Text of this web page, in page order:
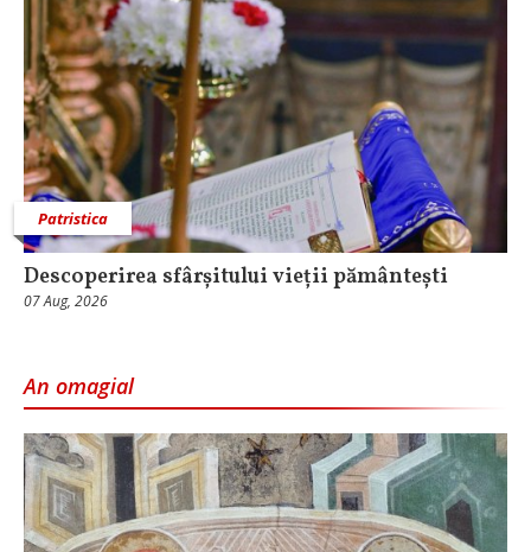
Patristica
Descoperirea sfârșitului vieții pământești
07 Aug, 2026
An omagial